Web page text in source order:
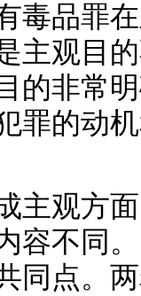
毒品罪
主观目
的非常
罪的动
观方面
容不同
同点。